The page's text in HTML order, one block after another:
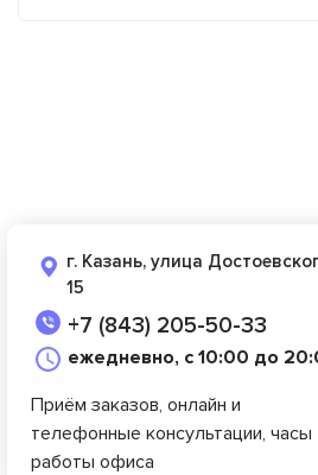
г. Казань, улица
15
+7 (843) 205-50-33
ежедневно, с 10:00 до
Приём заказов, онлайн и
телефонные консультации, часы
работы офиса